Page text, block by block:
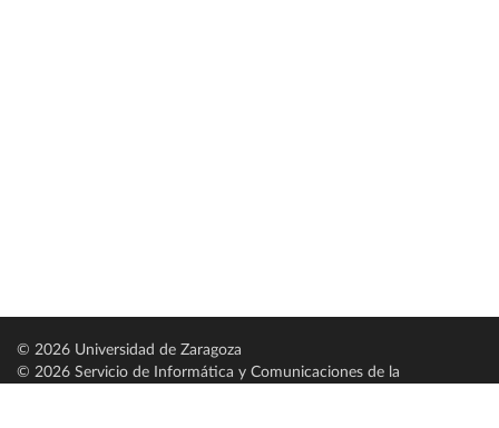
© 2026 Universidad de Zaragoza
© 2026 Servicio de Informática y Comunicaciones de la